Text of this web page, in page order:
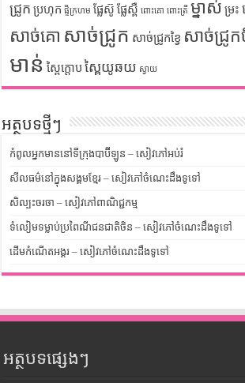
ជ្រូក ប្រហុក ផ្ទីក្រហម ផ្លែស៊ូ ផ្លែស្ពឺ ពោះគោ ពោះត្រី ម្នាស់ ម្រះ
សាច់គោ សាច់ជ្រូក សាច់ជ្រូកខ្វៃ សាច់ជ្រូក
មាន់ ស្ពៃក្តោប ស្ពៃយូឆយ ស្វាយ
អត្ថបទថ្មីៗ
កំពូលអ្នកមាននៅទីក្រុងបាប៊ីឡូន – សៀវភៅអប់រំ
សីលធម៌នៅក្នុងសង្គមខ្មែរ – សៀវភៅចំណេះដឹងទូទៅ
សិល្បះចរចា – សៀវភៅពាណិជ្ជកម្ម
ទំលៀមទម្លាប់ប្រពៃណីជនជាតិចិន – សៀវភៅចំណេះដឹងទូទៅ
ដើមកំណើតអង្គរ – សៀវភៅចំណេះដឹងទូទៅ
អត្ថបទផ្សេងៗ